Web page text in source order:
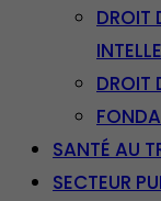
DROIT
DROIT
SANTÉ AU
SECTEUR